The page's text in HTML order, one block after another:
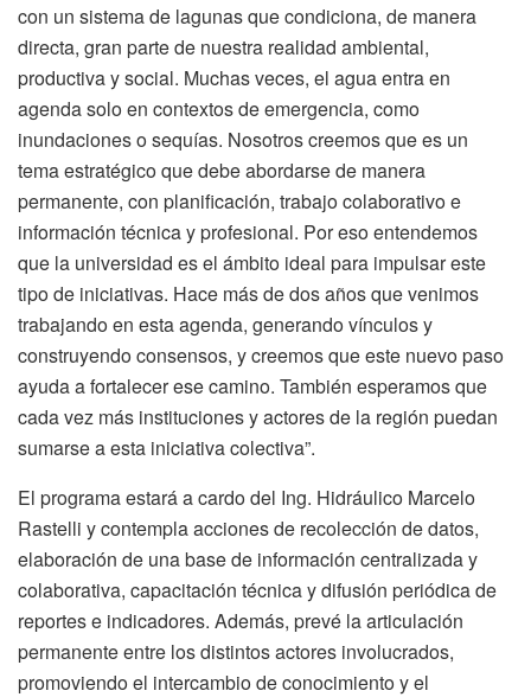
con un sistema de lagunas que condiciona, de manera
directa, gran parte de nuestra realidad ambiental,
productiva y social. Muchas veces, el agua entra en
agenda solo en contextos de emergencia, como
inundaciones o sequías. Nosotros creemos que es un
tema estratégico que debe abordarse de manera
permanente, con planificación, trabajo colaborativo e
información técnica y profesional. Por eso entendemos
que la universidad es el ámbito ideal para impulsar este
tipo de iniciativas. Hace más de dos años que venimos
trabajando en esta agenda, generando vínculos y
construyendo consensos, y creemos que este nuevo paso
ayuda a fortalecer ese camino. También esperamos que
cada vez más instituciones y actores de la región puedan
sumarse a esta iniciativa colectiva”.
El programa estará a cardo del Ing. Hidráulico Marcelo
Rastelli y contempla acciones de recolección de datos,
elaboración de una base de información centralizada y
colaborativa, capacitación técnica y difusión periódica de
reportes e indicadores. Además, prevé la articulación
permanente entre los distintos actores involucrados,
promoviendo el intercambio de conocimiento y el